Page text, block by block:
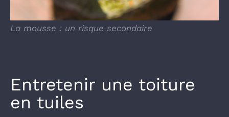
La mousse : un risque secondaire
Entretenir une toiture
en tuiles